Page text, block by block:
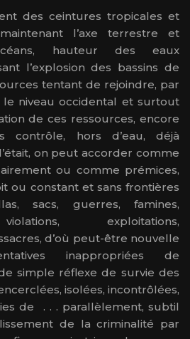
des ceintures tropicales et
l’axe terrestre et
hauteur des eaux
l’explosion des bassins de
tentant de rejoindre, par
niveau occidental et surtout
de ces ressources, encore
contrôle, hors d’eau, déjà
on peut accorder comme
ou comme prémices,
ou constant et sans frontières
sacs, guerres, famines,
exploitations,
d’où peut-être nouvelle
inappropriées de
simple réflexe de survie des
isolées, incontrôlées,
de . . . parallèlement, subtil
de la criminalité par